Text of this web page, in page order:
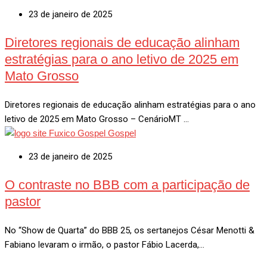
23 de janeiro de 2025
Diretores regionais de educação alinham
estratégias para o ano letivo de 2025 em
Mato Grosso
Diretores regionais de educação alinham estratégias para o ano
letivo de 2025 em Mato Grosso – CenárioMT …
Gospel
23 de janeiro de 2025
O contraste no BBB com a participação de
pastor
No “Show de Quarta” do BBB 25, os sertanejos César Menotti &
Fabiano levaram o irmão, o pastor Fábio Lacerda,…